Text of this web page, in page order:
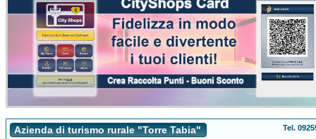
Azienda di turismo rurale "Torre Tabia" Tel.